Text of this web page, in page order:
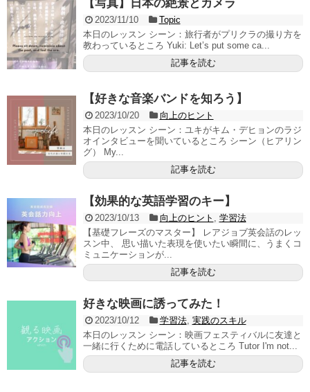
【写真】日本の絶景とカメラ
2023/11/10
Topic
本日のレッスン シーン：旅行者がプリクラの撮り方を
教わっているところ Yuki: Let’s put some ca...
記事を読む
【好きな音楽バンドを知ろう】
2023/10/20
向上のヒント
本日のレッスン シーン：ユキがキム・デヒョンのラジ
オインタビューを聞いているところ シーン（ヒアリン
グ） My...
記事を読む
【効果的な英語学習のキー】
2023/10/13 向上のヒント , 学習法
【基礎フレーズのマスター】 レアジョブ英会話のレッ
スン中、 思い描いた表現を使いたい瞬間に、うまくコ
ミュニケーションが...
記事を読む
好きな映画に誘ってみた！
2023/10/12 学習法, 実践のスキル
本日のレッスン シーン：映画フェスティバルに友達と
一緒に行くために電話しているところ Tutor I'm not...
記事を読む